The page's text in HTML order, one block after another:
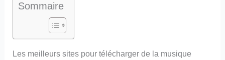
Sommaire
Les meilleurs sites pour télécharger de la musique